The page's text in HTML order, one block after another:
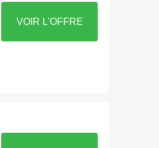
VOIR L'OFFRE